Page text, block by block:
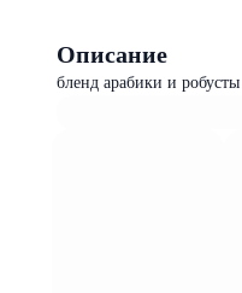
Описание
бленд арабики и робусты